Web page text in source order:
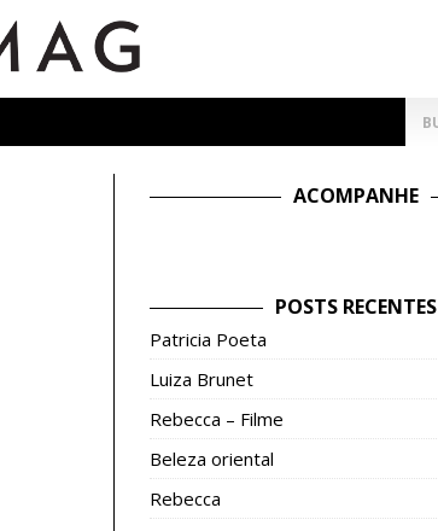
por:
ACOMPANHE
POSTS RECENTES
Patricia Poeta
Luiza Brunet
Rebecca – Filme
Beleza oriental
Rebecca